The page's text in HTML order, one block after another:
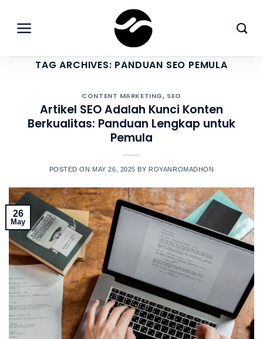
content
TAG ARCHIVES: PANDUAN SEO PEMULA
CONTENT MARKETING, SEO
Artikel SEO Adalah Kunci Konten
Berkualitas: Panduan Lengkap untuk
Pemula
POSTED ON MAY 26, 2025 BY ROYANROMADHON
26
May